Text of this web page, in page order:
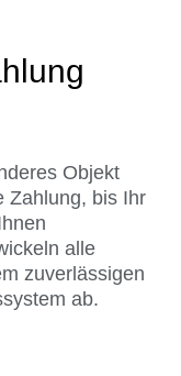
Objekt
Zahlung, bis Ihr
alle
zuverlässigen
ab.